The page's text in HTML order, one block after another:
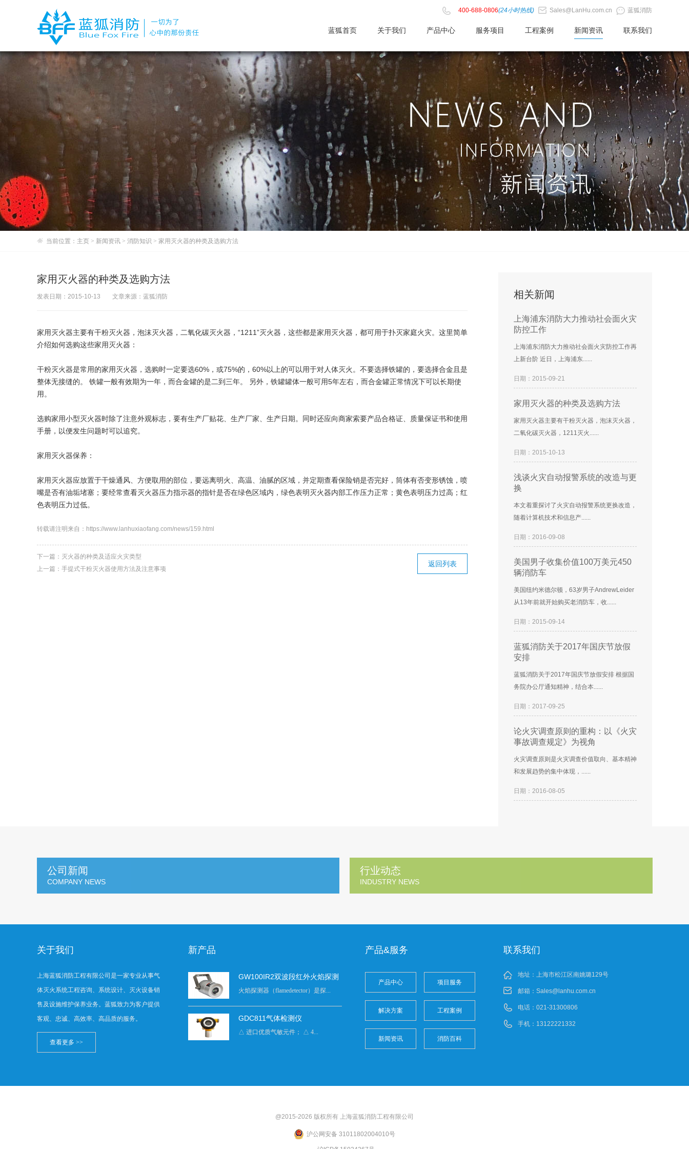
400-688-0806(24小时热线) Sales@LanHu.com.cn 蓝狐消防
蓝狐首页 关于我们 产品中心 服务项目 工程案例 新闻资讯 联系我们
当前位置： 主页 > 新闻资讯 > 消防知识 > 家用灭火器的种类及选购方法
家用灭火器的种类及选购方法
发表日期：2015-10-13 文章来源：蓝狐消防
家用灭火器主要有干粉灭火器，泡沫灭火器，二氧化碳灭火器，“1211”灭火器，这些都是家用灭火器，都可用于扑灭家庭火灾。这里简单
介绍如何选购这些家用灭火器：
干粉灭火器是常用的家用灭火器，选购时一定要选60%，或75%的，60%以上的可以用于对人体灭火。不要选择铁罐的，要选择合金且是
整体无接缝的。 铁罐一般有效期为一年，而合金罐的是二到三年。 另外，铁罐罐体一般可用5年左右，而合金罐正常情况下可以长期使
用。
选购家用小型灭火器时除了注意外观标志，要有生产厂贴花、生产厂家、生产日期。同时还应向商家索要产品合格证、质量保证书和使用
手册，以便发生问题时可以追究。
家用灭火器保养：
家用灭火器应放置于干燥通风、方便取用的部位，要远离明火、高温、油腻的区域，并定期查看保险销是否完好，筒体有否变形锈蚀，喷
嘴是否有油垢堵塞；要经常查看灭火器压力指示器的指针是否在绿色区域内，绿色表明灭火器内部工作压力正常；黄色表明压力过高；红
色表明压力过低。
转载请注明来自：https://www.lanhuxiaofang.com/news/159.html
返回列表
下一篇： 灭火器的种类及适应火灾类型
上一篇： 手提式干粉灭火器使用方法及注意事项
相关新闻
上海浦东消防大力推动社会面火灾
防控工作
上海浦东消防大力推动社会面火灾防控工作再
上新台阶 近日，上海浦东......
日期：2015-09-21
家用灭火器的种类及选购方法
家用灭火器主要有干粉灭火器，泡沫灭火器，
二氧化碳灭火器，1211灭火......
日期：2015-10-13
浅谈火灾自动报警系统的改造与更
换
本文着重探讨了火灾自动报警系统更换改造，
随着计算机技术和信息产......
日期：2016-09-08
美国男子收集价值100万美元450
辆消防车
美国纽约米德尔顿，63岁男子AndrewLeider
从13年前就开始购买老消防车，收......
日期：2015-09-14
蓝狐消防关于2017年国庆节放假
安排
蓝狐消防关于2017年国庆节放假安排 根据国
务院办公厅通知精神，结合本......
日期：2017-09-25
论火灾调查原则的重构：以《火灾
事故调查规定》为视角
火灾调查原则是火灾调查价值取向、基本精神
和发展趋势的集中体现，......
日期：2016-08-05
公司新闻
COMPANY NEWS
行业动态
INDUSTRY NEWS
关于我们
上海蓝狐消防工程有限公司是一家专业从事气
体灭火系统工程咨询、系统设计、灭火设备销
售及设施维护保养业务。蓝狐致力为客户提供
客观、忠诚、高效率、高品质的服务。
查看更多 >>
新产品
GW100IR2双波段红外火焰探测
火焰探测器（flamedetector）是探...
GDC811气体检测仪
△ 进口优质气敏元件； △ 4...
产品&服务
产品中心 项目服务
解决方案 工程案例
新闻资讯 消防百科
联系我们
地址：上海市松江区南姚璐129号
邮箱： Sales@lanhu.com.cn
电话：021-31300806
手机：13122221332
@2015-2026 版权所有 上海蓝狐消防工程有限公司
沪公网安备 31011802004010号